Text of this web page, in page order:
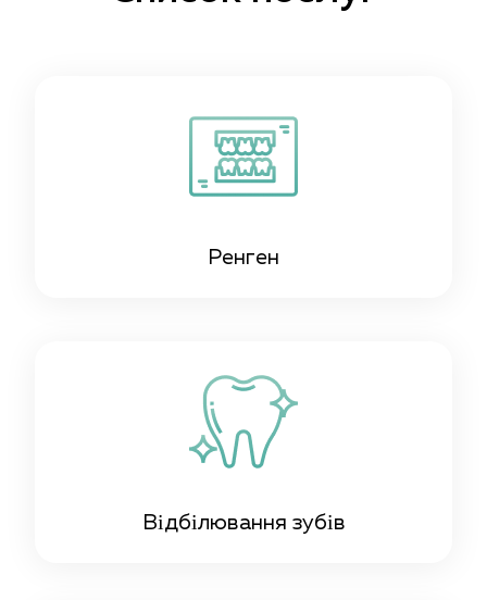
Ренген
Відбілювання зубів